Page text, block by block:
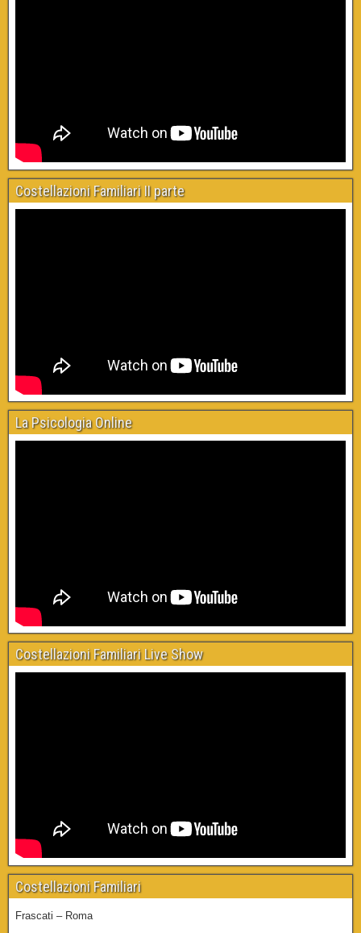
Costellazioni Familiari II parte
La Psicologia Online
Costellazioni Familiari Live Show
Costellazioni Familiari
Frascati – Roma